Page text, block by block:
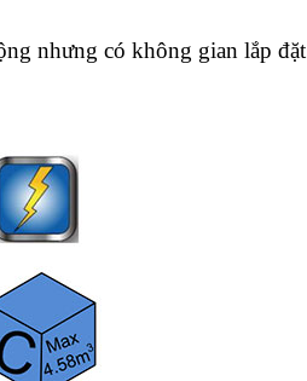
nhưng có không gian lắp đặt